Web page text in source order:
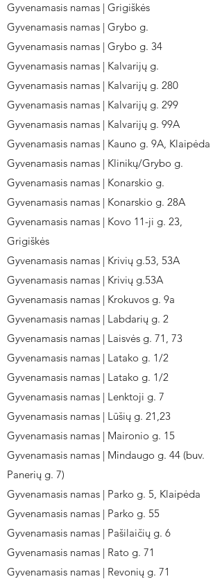
Gyvenamasis namas | Grigiškės
Gyvenamasis namas | Grybo g.
Gyvenamasis namas | Grybo g. 34
Gyvenamasis namas | Kalvarijų g.
Gyvenamasis namas | Kalvarijų g. 280
Gyvenamasis namas | Kalvarijų g. 299
Gyvenamasis namas | Kalvarijų g. 99A
Gyvenamasis namas | Kauno g. 9A, Klaipėda
Gyvenamasis namas | Klinikų/Grybo g.
Gyvenamasis namas | Konarskio g.
Gyvenamasis namas | Konarskio g. 28A
Gyvenamasis namas | Kovo 11-ji g. 23,
Grigiškės
Gyvenamasis namas | Krivių g.53, 53A
Gyvenamasis namas | Krivių g.53A
Gyvenamasis namas | Krokuvos g. 9a
Gyvenamasis namas | Labdarių g. 2
Gyvenamasis namas | Laisvės g. 71, 73
Gyvenamasis namas | Latako g. 1/2
Gyvenamasis namas | Latako g. 1/2
Gyvenamasis namas | Lenktoji g. 7
Gyvenamasis namas | Lūšių g. 21,23
Gyvenamasis namas | Maironio g. 15
Gyvenamasis namas | Mindaugo g. 44 (buv.
Panerių g. 7)
Gyvenamasis namas | Parko g. 5, Klaipėda
Gyvenamasis namas | Parko g. 55
Gyvenamasis namas | Pašilaičių g. 6
Gyvenamasis namas | Rato g. 71
Gyvenamasis namas | Revonių g. 71